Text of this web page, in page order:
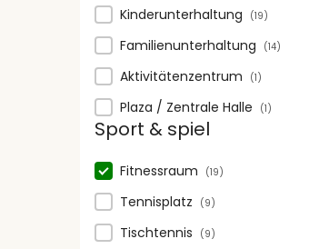
Freizeitangebot
Kinderunterhaltung (19)
Familienunterhaltung (14)
Aktivitätenzentrum (1)
Plaza / Zentrale Halle (1)
Sport & spiel
Sport & spiel
Fitnessraum (19)
Tennisplatz (9)
Tischtennis (9)